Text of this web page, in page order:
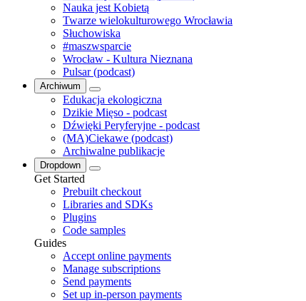
Nauka jest Kobietą
Twarze wielokulturowego Wrocławia
Słuchowiska
#maszwsparcie
Wrocław - Kultura Nieznana
Pulsar (podcast)
Archiwum
Edukacja ekologiczna
Dzikie Mięso - podcast
Dźwięki Peryferyjne - podcast
(MA)Ciekawe (podcast)
Archiwalne publikacje
Dropdown
Get Started
Prebuilt checkout
Libraries and SDKs
Plugins
Code samples
Guides
Accept online payments
Manage subscriptions
Send payments
Set up in-person payments